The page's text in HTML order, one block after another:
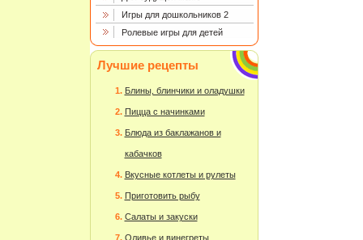
Игры для дошкольников 2
Ролевые игры для детей
Лучшие рецепты
Блины, блинчики и оладушки
Пицца с начинками
Блюда из баклажанов и
кабачков
Вкусные котлеты и рулеты
Приготовить рыбу
Салаты и закуски
Оливье и винегреты